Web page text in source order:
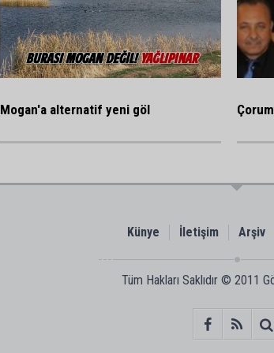
Mogan'a alternatif yeni göl
Künye İletişim Arşiv
Tüm Hakları Saklıdır © 2011